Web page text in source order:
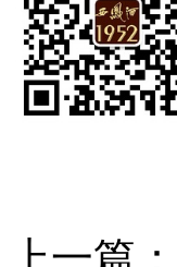
上一篇：